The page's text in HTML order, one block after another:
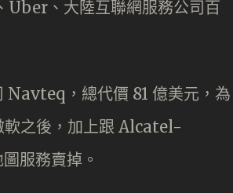
Uber、大陸互聯網服務公司百
Navteq，總代價 81 億美元，為
軟之後，加上跟 Alcatel-
服務賣掉。